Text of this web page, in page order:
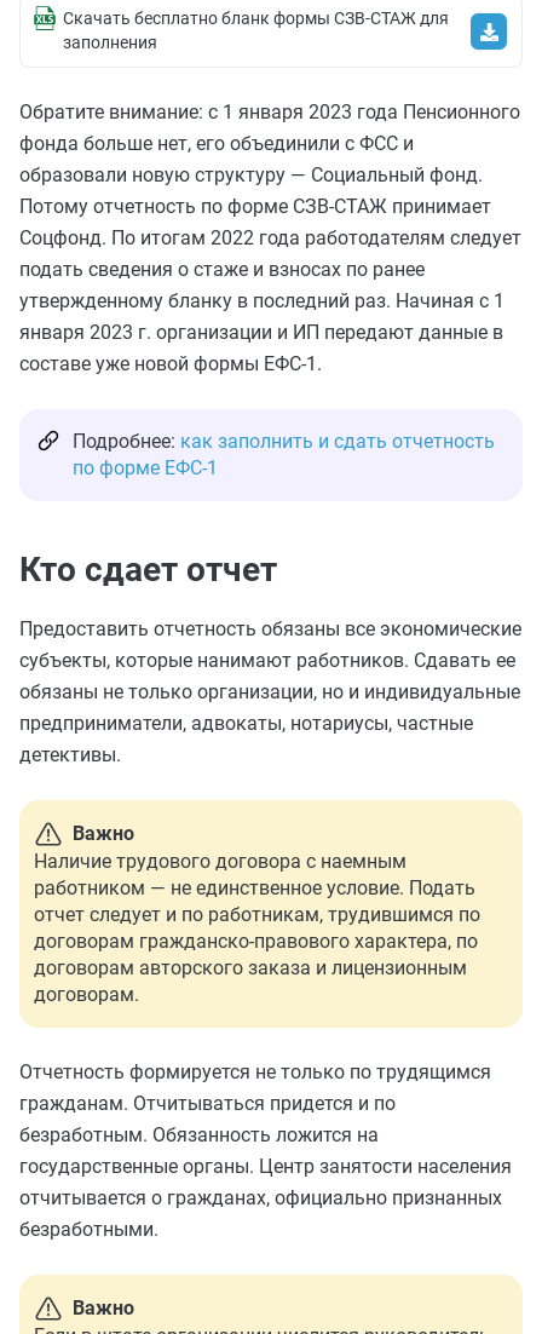
Скачать бесплатно бланк формы СЗВ-СТАЖ для
заполнения
Обратите внимание: с 1 января 2023 года Пенсионного
фонда больше нет, его объединили с ФСС и
образовали новую структуру — Социальный фонд.
Потому отчетность по форме СЗВ-СТАЖ принимает
Соцфонд. По итогам 2022 года работодателям следует
подать сведения о стаже и взносах по ранее
утвержденному бланку в последний раз. Начиная с 1
января 2023 г. организации и ИП передают данные в
составе уже новой формы ЕФС-1.
Подробнее: как заполнить и сдать отчетность
по форме ЕФС-1
Кто сдает отчет
Предоставить отчетность обязаны все экономические
субъекты, которые нанимают работников. Сдавать ее
обязаны не только организации, но и индивидуальные
предприниматели, адвокаты, нотариусы, частные
детективы.
Важно
Наличие трудового договора с наемным
работником — не единственное условие. Подать
отчет следует и по работникам, трудившимся по
договорам гражданско-правового характера, по
договорам авторского заказа и лицензионным
договорам.
Отчетность формируется не только по трудящимся
гражданам. Отчитываться придется и по
безработным. Обязанность ложится на
государственные органы. Центр занятости населения
отчитывается о гражданах, официально признанных
безработными.
Важно